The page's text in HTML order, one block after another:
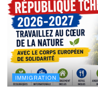
IMMIGRATION